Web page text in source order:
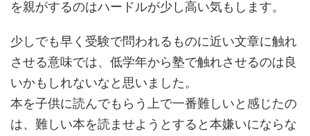
を親がするのはハードルが少し高い気もします。
少しでも早く受験で問われるものに近い文章に触れ
させる意味では、低学年から塾で触れさせるのは良
いかもしれないなと思いました。
本を子供に読んでもらう上で一番難しいと感じたの
は、難しい本を読ませようとすると本嫌いにならな